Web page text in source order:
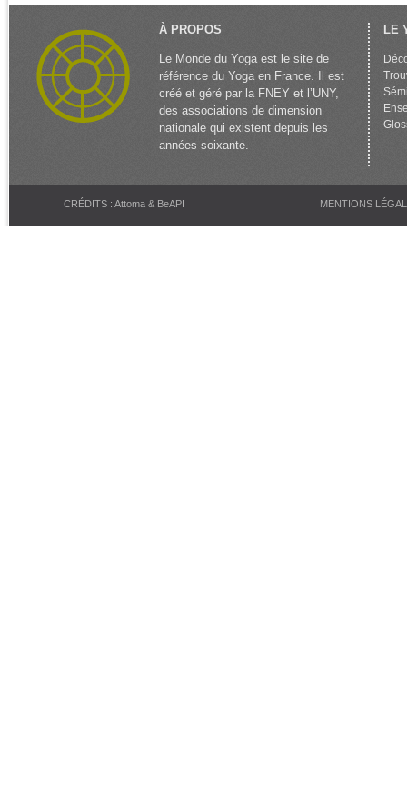
À PROPOS
Le Monde du Yoga est le site de
référence du Yoga en France. Il est
créé et géré par la FNEY et l’UNY,
des associations de dimension
nationale qui existent depuis les
années soixante.
LE
CRÉDITS : Attoma & BeAPI MENTIONS